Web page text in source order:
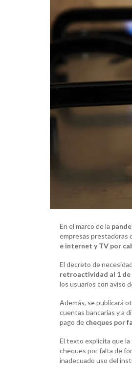
En el marco de la
empresas prestadoras
e internet y TV por
El decreto de
retroactividad al 1 de
los usuarios con aviso
Además, se publicará
cuentas bancarias y a
pago de cheques por
El texto explicita que la
cheques por falta de
inadecuado uso del